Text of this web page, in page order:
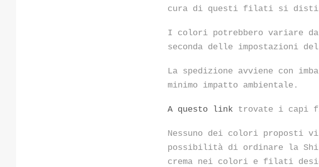
cura di questi filati si
I colori potrebbero variare
seconda delle impostazioni
La spedizione avviene con
minimo impatto ambientale.
A questo link trovate i capi
Nessuno dei colori proposti
possibilità di ordinare la
crema nei colori e filati